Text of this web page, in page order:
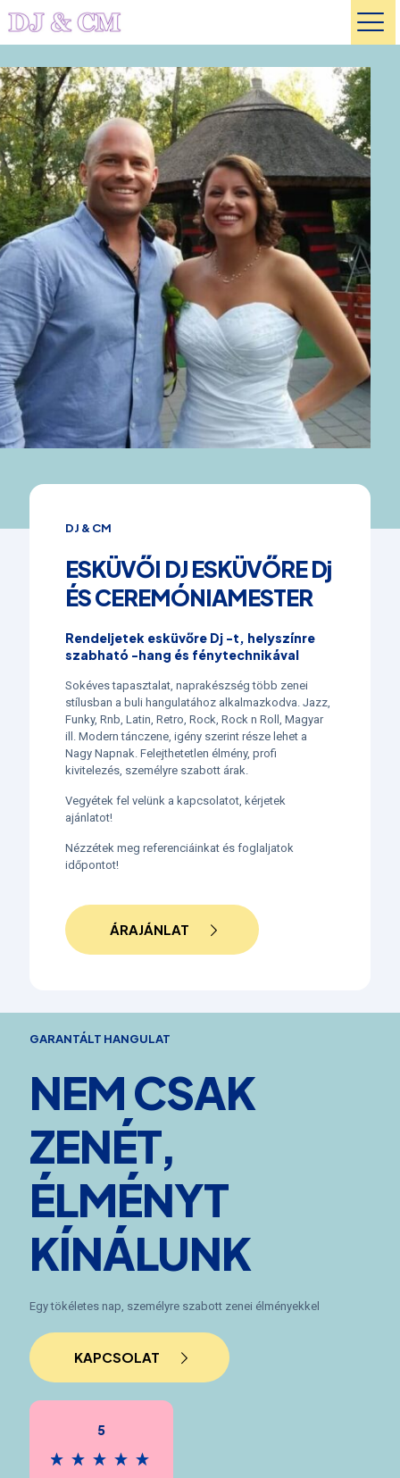
DJ & CM
ESKÜVŐI DJ ESKÜVŐRE Dj
ÉS CEREMÓNIAMESTER
Rendeljetek esküvőre Dj -t, helyszínre
szabható -hang és fénytechnikával
Sokéves tapasztalat, naprakészség több zenei
stílusban a buli hangulatához alkalmazkodva. Jazz,
Funky, Rnb, Latin, Retro, Rock, Rock n Roll, Magyar
ill. Modern tánczene, igény szerint része lehet a
Nagy Napnak. Felejthetetlen élmény, profi
kivitelezés, személyre szabott árak.
Vegyétek fel velünk a kapcsolatot, kérjetek
ajánlatot!
Nézzétek meg referenciáinkat és foglaljatok
időpontot!
ÁRAJÁNLAT
GARANTÁLT HANGULAT
NEM CSAK
ZENÉT,
ÉLMÉNYT
KÍNÁLUNK
Egy tökéletes nap, személyre szabott zenei élményekkel
KAPCSOLAT
5